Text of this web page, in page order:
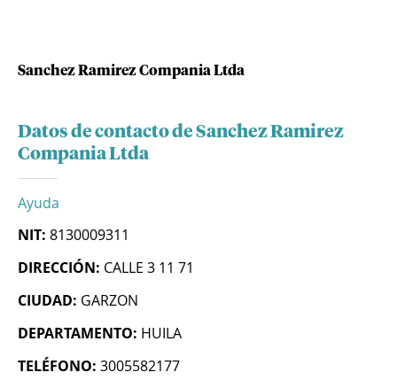
Sanchez Ramirez Compania Ltda
Datos de contacto de Sanchez Ramirez
Compania Ltda
Ayuda
NIT: 8130009311
DIRECCIÓN: CALLE 3 11 71
CIUDAD: GARZON
DEPARTAMENTO: HUILA
TELÉFONO: 3005582177